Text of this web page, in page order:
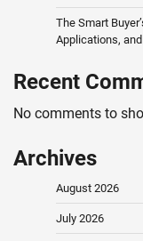
The Smart
Applications,
Recent
No comments to
Archives
August 2026
July 2026